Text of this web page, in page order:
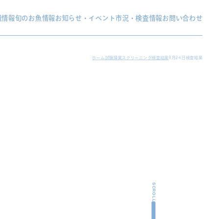
情報旬のお魚情報お知らせ・イベント市況・検査情報お問い合わせ
ホーム 試験操業スクリーニング検査結果9月24日検査結果
SCROLL